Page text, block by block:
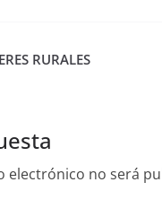
RURALES
electrónico no será